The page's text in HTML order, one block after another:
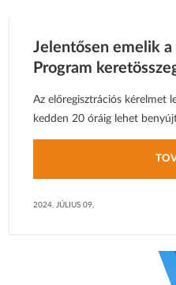
Jelentősen emelik a
Program
Az előregisztrációs kérelmet
kedden 20 óráig lehet
2024. JÚLIUS 09.